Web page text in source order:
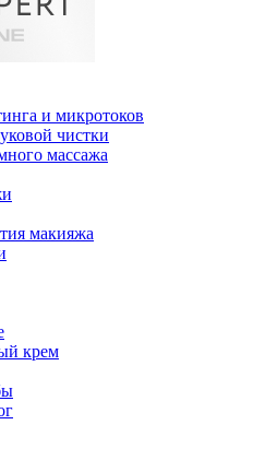
и микротоков
чистки
массажа
макияжа
крем